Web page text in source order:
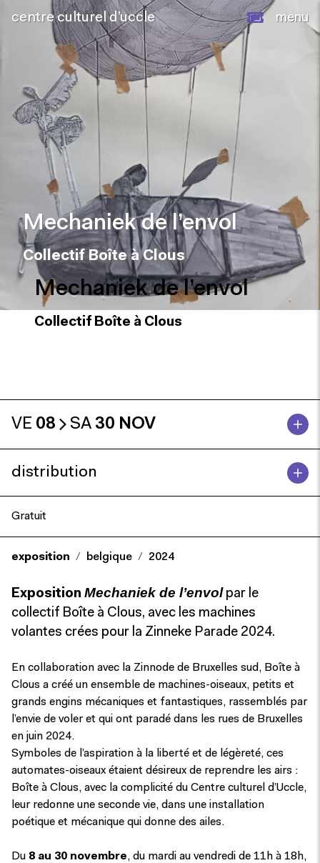
centre culturel d’uccle menu
Mechaniek de l’envol
Collectif Boîte à Clous
Mechaniek de l’envol
Collectif Boîte à Clous
VE 08 SA 30 NOV
distribution
Gratuit
exposition belgique 2024
Exposition Mechaniek de l’envolpar le
collectif Boîte à Clous, avec les machines
volantes crées pour la Zinneke Parade 2024.
En collaboration avec la Zinnode de Bruxelles sud, Boîte à
Clous a créé un ensemble de machines-oiseaux, petits et
grands engins mécaniques et fantastiques, rassemblés par
l’envie de voler et qui ont paradé dans les rues de Bruxelles
en juin 2024.
Symboles de l’aspiration à la liberté et de légèreté, ces
automates-oiseaux étaient désireux de reprendre les airs :
Boîte à Clous, avec la complicité du Centre culturel d’Uccle,
leur redonne une seconde vie, dans une installation
poétique et mécanique qui donne des ailes.
Du 8 au 30 novembre, du mardi au vendredi de 11h à 18h,